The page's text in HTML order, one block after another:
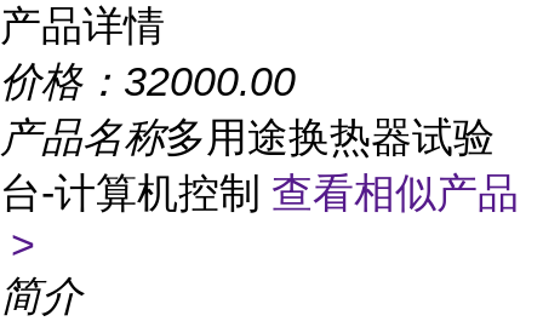
产品详情
价格： 32000.00
产品名称多用途换热器试验
台-计算机控制 查看相似产品
>
简介